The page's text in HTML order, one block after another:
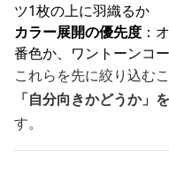
ツ1枚の上に羽織るか
カラー展開の優先度 ：
番色か、ワントーンコ
これらを先に絞り込むこ
「自分向きかどうか」
す。